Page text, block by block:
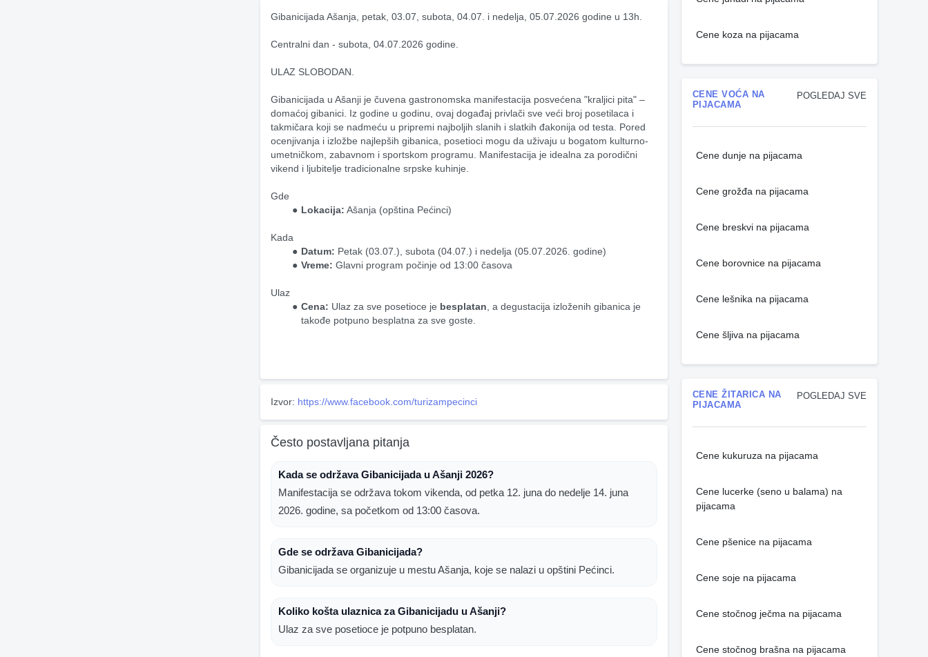
Gibanicijada Ašanja, petak, 03.07, subota, 04.07. i nedelja, 05.07.2026 godine u 13h.
Centralni dan - subota, 04.07.2026 godine.
ULAZ SLOBODAN.
Gibanicijada u Ašanji je čuvena gastronomska manifestacija posvećena "kraljici pita" –
domaćoj gibanici. Iz godine u godinu, ovaj događaj privlači sve veći broj posetilaca i
takmičara koji se nadmeću u pripremi najboljih slanih i slatkih đakonija od testa. Pored
ocenjivanja i izložbe najlepših gibanica, posetioci mogu da uživaju u bogatom kulturno-
umetničkom, zabavnom i sportskom programu. Manifestacija je idealna za porodični
vikend i ljubitelje tradicionalne srpske kuhinje.
Gde
Lokacija: Ašanja (opština Pećinci)
Kada
Datum: Petak (03.07.), subota (04.07.) i nedelja (05.07.2026. godine)
Vreme: Glavni program počinje od 13:00 časova
Ulaz
Cena: Ulaz za sve posetioce je besplatan , a degustacija izloženih gibanica je
takođe potpuno besplatna za sve goste.
Izvor: https://www.facebook.com/turizampecinci
Često postavljana pitanja
Kada se održava Gibanicijada u Ašanji 2026?
Manifestacija se održava tokom vikenda, od petka 12. juna do nedelje 14. juna
2026. godine, sa početkom od 13:00 časova.
Gde se održava Gibanicijada?
Gibanicijada se organizuje u mestu Ašanja, koje se nalazi u opštini Pećinci.
Koliko košta ulaznica za Gibanicijadu u Ašanji?
Ulaz za sve posetioce je potpuno besplatan.
Cene koza na pijacama
POGLEDAJ SVE
CENE VOĆA NA
PIJACAMA
Cene dunje na pijacama
Cene grožđa na pijacama
Cene breskvi na pijacama
Cene borovnice na pijacama
Cene lešnika na pijacama
Cene šljiva na pijacama
POGLEDAJ SVE
CENE ŽITARICA NA
PIJACAMA
Cene kukuruza na pijacama
Cene lucerke (seno u balama) na
pijacama
Cene pšenice na pijacama
Cene soje na pijacama
Cene stočnog ječma na pijacama
Cene stočnog brašna na pijacama